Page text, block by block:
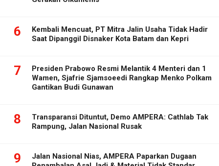
6
Kembali Mencuat, PT Mitra Jalin Usaha Tidak Hadir
Saat Dipanggil Disnaker Kota Batam dan Kepri
7
Presiden Prabowo Resmi Melantik 4 Menteri dan 1
Wamen, Sjafrie Sjamsoeedi Rangkap Menko Polkam
Gantikan Budi Gunawan
8
Transparansi Dituntut, Demo AMPERA: Cathlab Tak
Rampung, Jalan Nasional Rusak
9
Jalan Nasional Nias, AMPERA Paparkan Dugaan